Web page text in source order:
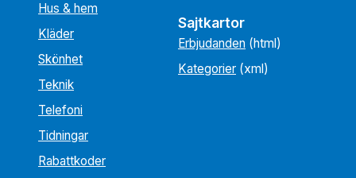
Hus & hem
Kläder
Skönhet
Teknik
Telefoni
Tidningar
Rabattkoder
Sajtkartor
Erbjudanden (html)
Kategorier (xml)